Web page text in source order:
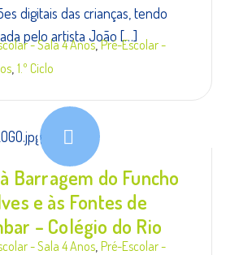
digitais das crianças, tendo
pelo artista João […]
- Sala 4 Anos,Pré-Escolar -
1.º Ciclo
Barragem do Funcho
e às Fontes de
– Colégio do Rio
- Sala 4 Anos Pré-Escolar -